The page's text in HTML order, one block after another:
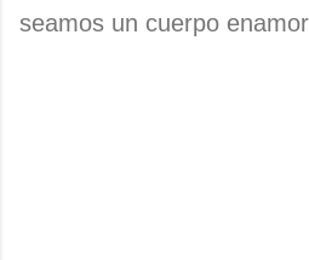
seamos un cuerpo